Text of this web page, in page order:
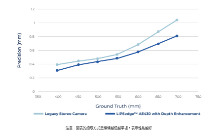
注意：圖表的讀取方式是線條越低越平坦，表示性能越好